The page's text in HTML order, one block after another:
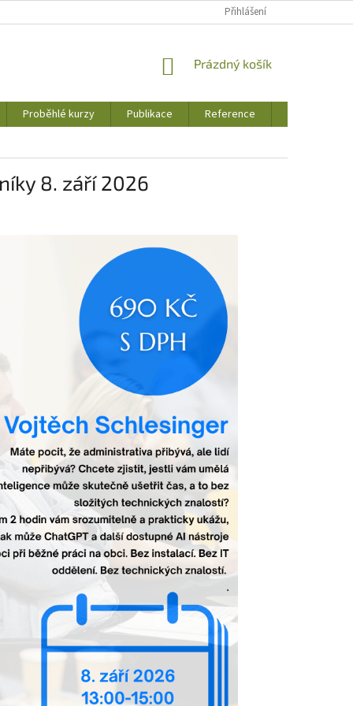
Přihlášení
NÁKUPNÍ
Prázdný košík
Proběhlé kurzy Publikace Reference
8. září 2026